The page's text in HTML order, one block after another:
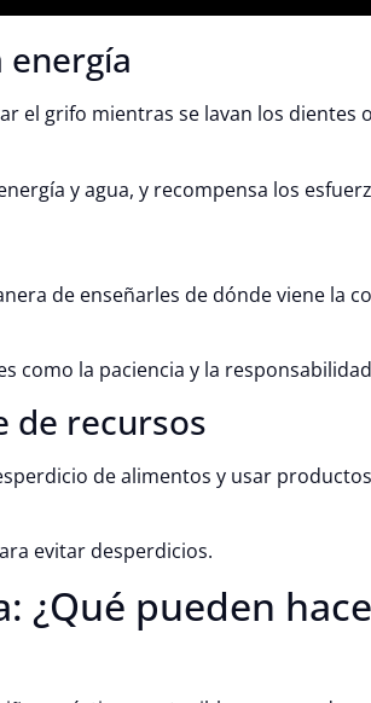
energía
el grifo mientras se lavan los dientes
y agua, y recompensa los
de enseñarles de dónde viene la
como la paciencia y la
de recursos
de alimentos y usar
evitar desperdicios.
¿Qué pueden